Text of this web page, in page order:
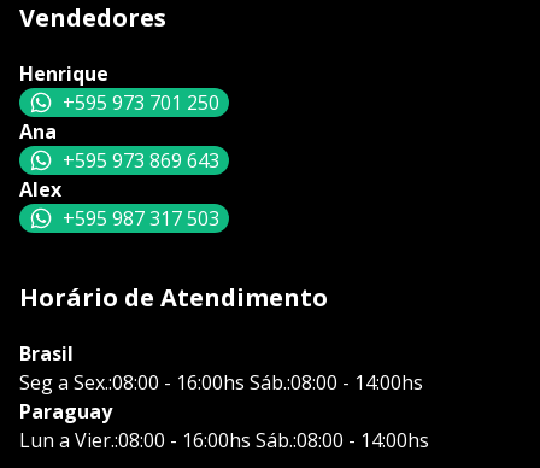
Vendedores
Henrique
+595 973 701 250
Ana
+595 973 869 643
Alex
+595 987 317 503
Horário de Atendimento
Brasil
Seg a Sex.:08:00 - 16:00hs Sáb.:08:00 - 14:00hs
Paraguay
Lun a Vier.:08:00 - 16:00hs Sáb.:08:00 - 14:00hs